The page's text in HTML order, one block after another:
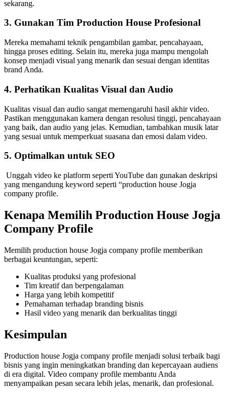
sekarang.
3. Gunakan Tim Production House Profesional
Mereka memahami teknik pengambilan gambar, pencahayaan,
hingga proses editing. Selain itu, mereka juga mampu mengolah
konsep menjadi visual yang menarik dan sesuai dengan identitas
brand Anda.
4. Perhatikan Kualitas Visual dan Audio
Kualitas visual dan audio sangat memengaruhi hasil akhir video.
Pastikan menggunakan kamera dengan resolusi tinggi, pencahayaan
yang baik, dan audio yang jelas. Kemudian, tambahkan musik latar
yang sesuai untuk memperkuat suasana dan emosi dalam video.
5. Optimalkan untuk SEO
Unggah video ke platform seperti YouTube dan gunakan deskripsi
yang mengandung keyword seperti “production house Jogja
company profile.
Kenapa Memilih Production House Jogja
Company Profile
Memilih production house Jogja company profile memberikan
berbagai keuntungan, seperti:
Kualitas produksi yang profesional
Tim kreatif dan berpengalaman
Harga yang lebih kompetitif
Pemahaman terhadap branding bisnis
Hasil video yang menarik dan berkualitas tinggi
Kesimpulan
Production house Jogja company profile menjadi solusi terbaik bagi
bisnis yang ingin meningkatkan branding dan kepercayaan audiens
di era digital. Video company profile membantu Anda
menyampaikan pesan secara lebih jelas, menarik, dan profesional.